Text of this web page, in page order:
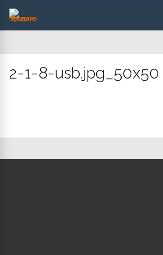
2-1-8-usb.jpg_50x50